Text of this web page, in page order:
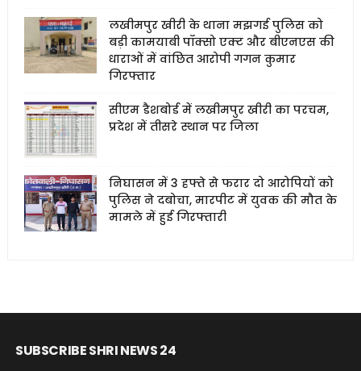
लखीमपुर खीरी के थाना मझगई पुलिस को
बड़ी कामयाबी पॉक्सो एक्ट और बीएनएस की
धाराओं में वांछित आरोपी गगन कुमार
गिरफ्तार
सीएम डैशबोर्ड में लखीमपुर खीरी का परचम,
प्रदेश में तीसरे स्थान पर जिला
निघासन में 3 हफ्ते से फरार दो आरोपियों को
पुलिस ने दबोचा, मारपीट में युवक की मौत के
मामले में हुई गिरफ्तारी
SUBSCRIBE SHRI NEWS 24